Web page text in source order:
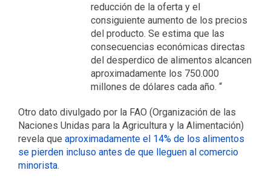
reducción de la oferta y el
consiguiente aumento de los precios
del producto. Se estima que las
consecuencias económicas directas
del desperdico de alimentos alcancen
aproximadamente los 750.000
millones de dólares cada año. “
Otro dato divulgado por la FAO (Organización de las
Naciones Unidas para la Agricultura y la Alimentación)
revela que aproximadamente el 14% de los alimentos
se pierden incluso antes de que lleguen al comercio
minorista.